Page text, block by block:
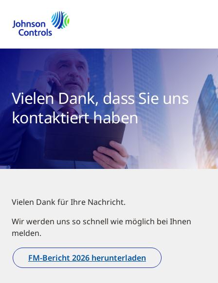
Vielen Dank, dass Sie uns
kontaktiert haben
Vielen Dank für Ihre Nachricht.
Wir werden uns so schnell wie möglich bei Ihnen
melden.
FM-Bericht 2026 herunterladen